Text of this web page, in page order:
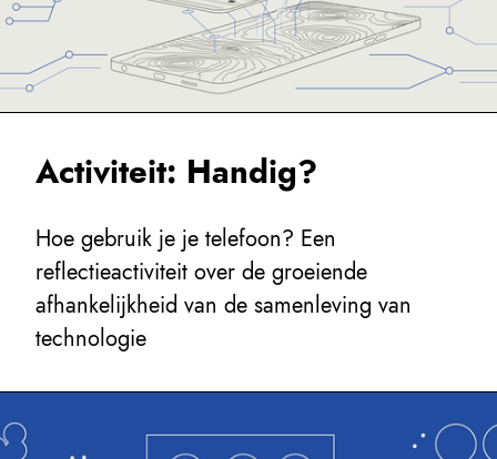
Activiteit: Handig?
Hoe gebruik je je telefoon? Een
reflectieactiviteit over de groeiende
afhankelijkheid van de samenleving van
technologie